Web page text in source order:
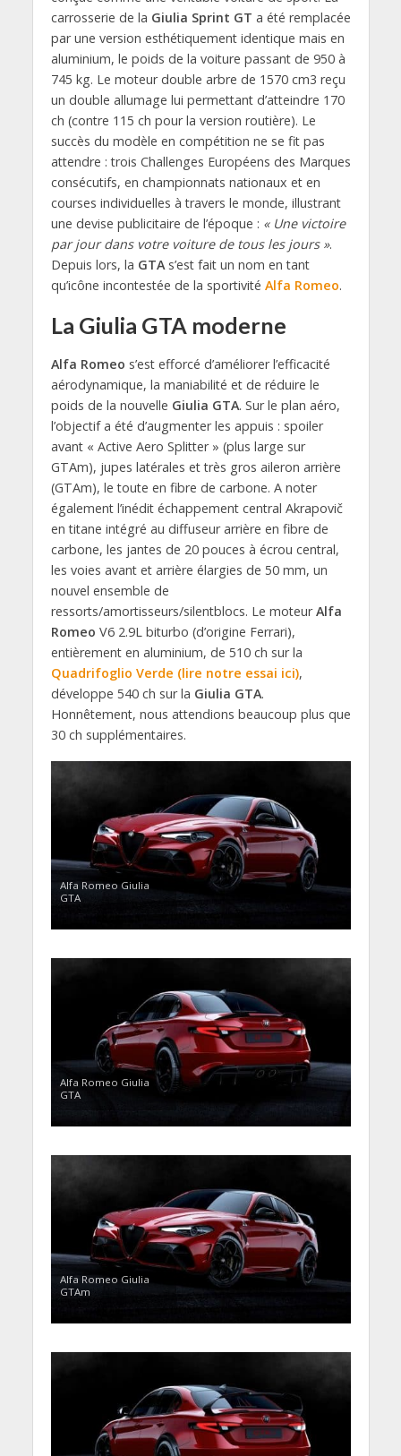
carrosserie de la Giulia Sprint GT a été remplacée
par une version esthétiquement identique mais en
aluminium, le poids de la voiture passant de 950 à
745 kg. Le moteur double arbre de 1570 cm3 reçu
un double allumage lui permettant d’atteindre 170
ch (contre 115 ch pour la version routière). Le
succès du modèle en compétition ne se fit pas
attendre : trois Challenges Européens des Marques
consécutifs, en championnats nationaux et en
courses individuelles à travers le monde, illustrant
une devise publicitaire de l’époque : « Une victoire
par jour dans votre voiture de tous les jours ».
Depuis lors, la GTAs’est fait un nom en tant
qu’icône incontestée de la sportivité Alfa Romeo.
La Giulia GTA moderne
Alfa Romeo s’est efforcé d’améliorer l’efficacité
aérodynamique, la maniabilité et de réduire le
poids de la nouvelle Giulia GTA. Sur le plan aéro,
l’objectif a été d’augmenter les appuis : spoiler
avant « Active Aero Splitter » (plus large sur
GTAm), jupes latérales et très gros aileron arrière
(GTAm), le toute en fibre de carbone. A noter
également l’inédit échappement central Akrapovič
en titane intégré au diffuseur arrière en fibre de
carbone, les jantes de 20 pouces à écrou central,
les voies avant et arrière élargies de 50 mm, un
nouvel ensemble de
ressorts/amortisseurs/silentblocs. Le moteurAlfa
Romeo V6 2.9L biturbo (d’origine Ferrari),
entièrement en aluminium, de 510 ch sur la
Quadrifoglio Verde (lire notre essai ici),
développe 540 ch sur la Giulia GTA.
Honnêtement, nous attendions beaucoup plus que
30 ch supplémentaires.
Alfa Romeo Giulia
GTA
Alfa Romeo Giulia
GTA
Alfa Romeo Giulia
GTAm